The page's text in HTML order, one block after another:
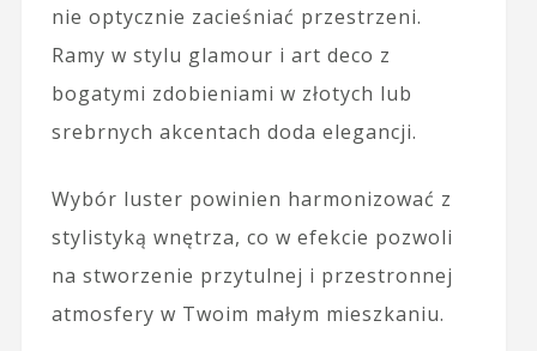
nie optycznie zacieśniać przestrzeni.
Ramy w stylu glamour i art deco z
bogatymi zdobieniami w złotych lub
srebrnych akcentach doda elegancji.
Wybór luster powinien harmonizować z
stylistyką wnętrza, co w efekcie pozwoli
na stworzenie przytulnej i przestronnej
atmosfery w Twoim małym mieszkaniu.